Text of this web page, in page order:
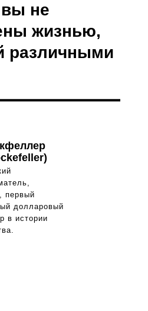
вы не
жизнью,
различными
первый
долларовый
в истории